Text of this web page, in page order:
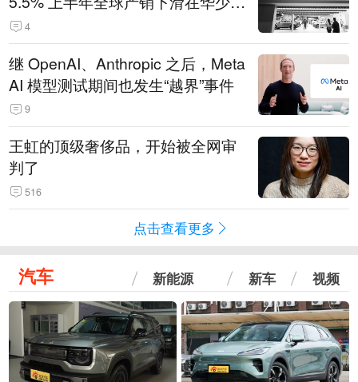
14.3万辆
4
继 OpenAI、Anthropic 之后，Meta
AI 模型测试期间也发生“越界”事件
9
王虹的顶级奢侈品，开始被全网审
判了
516
点击查看更多
汽车 新能源 新车 视频